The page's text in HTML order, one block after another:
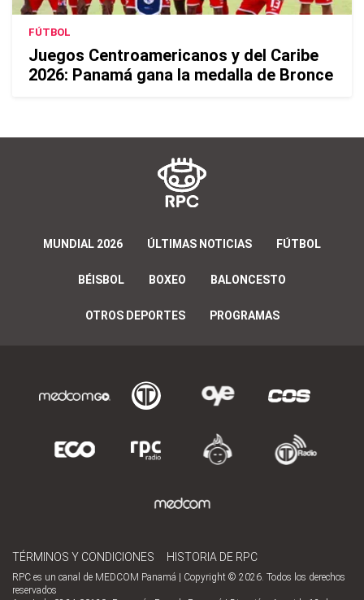
FÚTBOL
Juegos Centroamericanos y del Caribe
2026: Panamá gana la medalla de Bronce
MUNDIAL 2026 ÚLTIMAS NOTICIAS FÚTBOL
BÉISBOL BOXEO BALONCESTO
OTROS DEPORTES PROGRAMAS
TÉRMINOS Y CONDICIONES HISTORIA DE RPC
RPC es un canal de MEDCOM Panamá | Copyright © 2026. Todos los derechos
reservados